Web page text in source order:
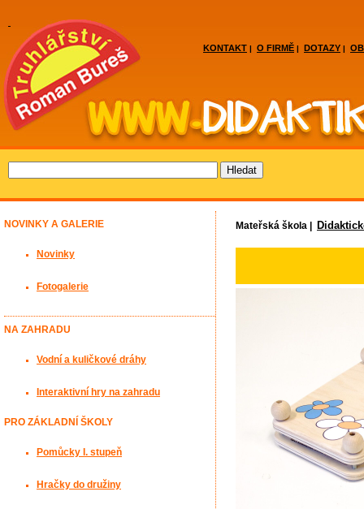
KONTAKT | O FIRMĚ | DOTAZY |
Mateřská škola |
NOVINKY A GALERIE
Novinky
Fotogalerie
NA ZAHRADU
Vodní a kuličkové dráhy
Interaktivní hry na zahradu
PRO ZÁKLADNÍ ŠKOLY
Pomůcky I. stupeň
Hračky do družiny